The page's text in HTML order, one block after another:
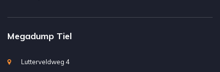
Megadump Tiel
Lutterveldweg 4